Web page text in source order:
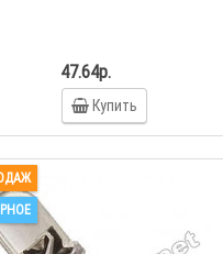
47.64р.
Купить